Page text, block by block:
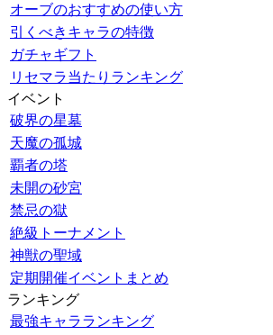
オーブのおすすめの使い方
引くべきキャラの特徴
ガチャギフト
リセマラ当たりランキング
イベント
破界の星墓
天魔の孤城
覇者の塔
未開の砂宮
禁忌の獄
絶級トーナメント
神獣の聖域
定期開催イベントまとめ
ランキング
最強キャラランキング